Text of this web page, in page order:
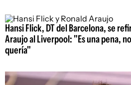
Hansi Flick, DT del Barcelona, se
Araujo al Liverpool: "Es una pena,
quería"